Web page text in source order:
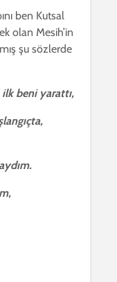
ben Kutsal
olan Mesih’in
şu sözlerde
ilk beni yarattı,